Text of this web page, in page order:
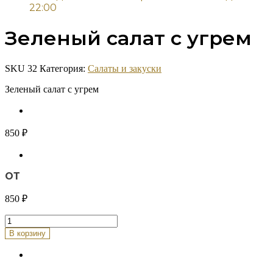
22:00
Зеленый салат с угрем
SKU 32 Категория: Салаты и закуски
Зеленый салат с угрем
850 ₽
ОТ
850 ₽
Количество
товара
Зеленый
салат
В корзину